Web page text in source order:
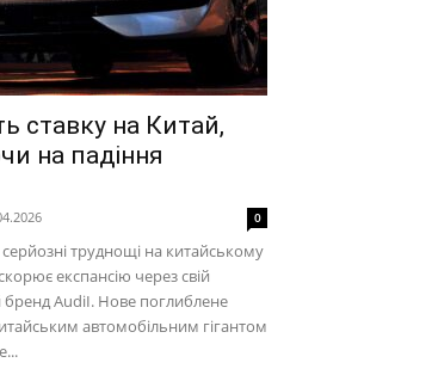
ставку на Китай,
на падіння
0
труднощі на китайському
експансію через свій
бренд AudiI. Нове поглиблене
автомобільним гігантом